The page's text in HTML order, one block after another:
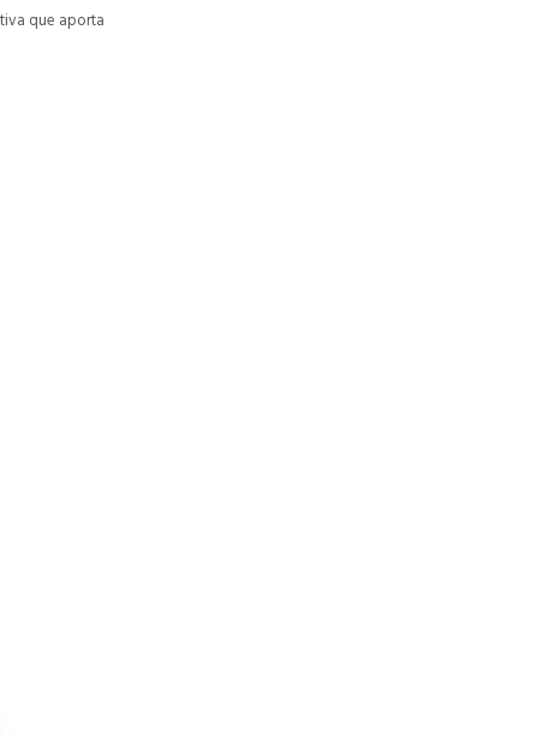
que aporta